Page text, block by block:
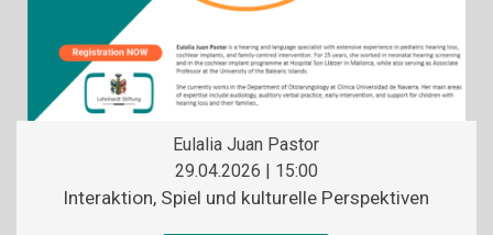
Eulalia Juan Pastor
29.04.2026 | 15:00
Interaktion, Spiel und kulturelle Perspektiven